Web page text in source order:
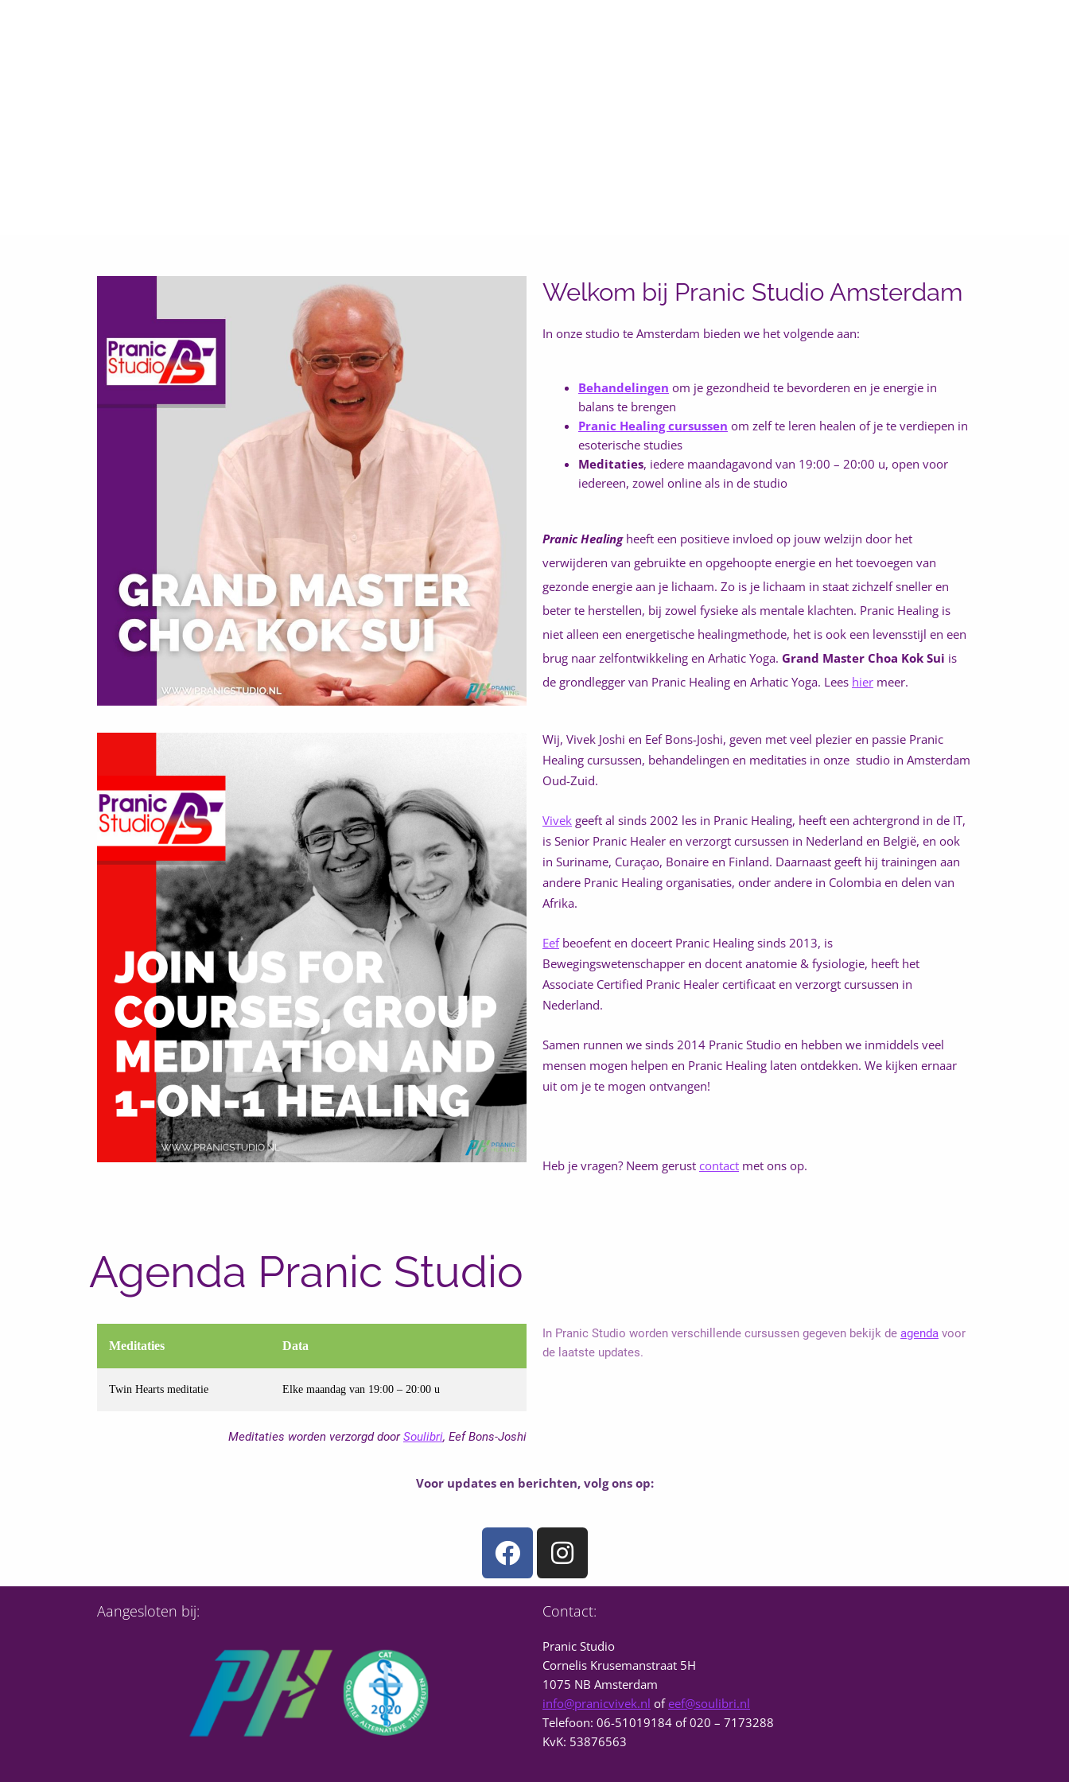
Welkom bij Pranic Studio Amsterdam
In onze studio te Amsterdam bieden we het volgende aan:
Behandelingen om je gezondheid te bevorderen en je energie in
balans te brengen
Pranic Healing cursussen om zelf te leren healen of je te verdiepen in
esoterische studies
Meditaties, iedere maandagavond van 19:00 – 20:00 u, open voor
iedereen, zowel online als in de studio
Pranic Healingheeft een positieve invloed op jouw welzijn door het
verwijderen van gebruikte en opgehoopte energie en het toevoegen van
gezonde energie aan je lichaam. Zo is je lichaam in staat zichzelf sneller en
beter te herstellen, bij zowel fysieke als mentale klachten. Pranic Healing is
niet alleen een energetische healingmethode, het is ook een levensstijl en een
brug naar zelfontwikkeling en Arhatic Yoga. Grand Master Choa Kok Sui is
de grondlegger van Pranic Healing en Arhatic Yoga. Lees hier meer.
Wij, Vivek Joshi en Eef Bons-Joshi, geven met veel plezier en passie Pranic
Healing cursussen, behandelingen en meditaties in onze studio in Amsterdam
Oud-Zuid.
Vivek geeft al sinds 2002 les in Pranic Healing, heeft een achtergrond in de IT,
is Senior Pranic Healer en verzorgt cursussen in Nederland en België, en ook
in Suriname, Curaçao, Bonaire en Finland. Daarnaast geeft hij trainingen aan
andere Pranic Healing organisaties, onder andere in Colombia en delen van
Afrika.
Eefbeoefent en doceert Pranic Healing sinds 2013, is
Bewegingswetenschapper en docent anatomie & fysiologie, heeft het
Associate Certified Pranic Healer certificaat en verzorgt cursussen in
Nederland.
Samen runnen we sinds 2014 Pranic Studio en hebben we inmiddels veel
mensen mogen helpen en Pranic Healing laten ontdekken. We kijken ernaar
uit om je te mogen ontvangen!
Heb je vragen? Neem gerust contact met ons op.
Agenda Pranic Studio
Meditaties Data
Twin Hearts meditatie Elke maandag van 19:00 – 20:00 u
Meditaties worden verzorgd doorSoulibri, Eef Bons-Joshi
In Pranic Studio worden verschillende cursussen gegeven bekijk de agenda voor
de laatste updates.
Voor updates en berichten, volg ons op:
F
a
c
I
n
s
t
a
g
r
a
m
Aangesloten bij: Contact:
Pranic Studio
Cornelis Krusemanstraat 5H
1075 NB Amsterdam
info@pranicvivek.nl of eef@soulibri.nl
Telefoon: 06-51019184 of 020 – 7173288
KvK: 53876563